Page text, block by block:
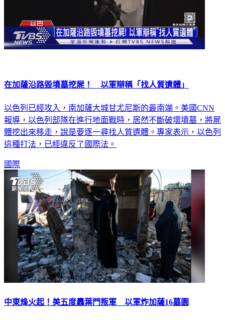
在加薩沿路毀墳墓挖屍！ 以軍辯稱「找人質遺體」
以色列已經攻入，南加薩大城甘尤尼斯的最南端。美國CNN
報導，以色列部隊在進行地面戰時，居然不斷破壞墳墓，將屍
體挖出來移走，說是要逐一尋找人質遺體。專家表示，以色列
這種打法，已經違反了國際法。
國際
中東烽火起！美五度轟葉門叛軍 以軍炸加薩16墓園